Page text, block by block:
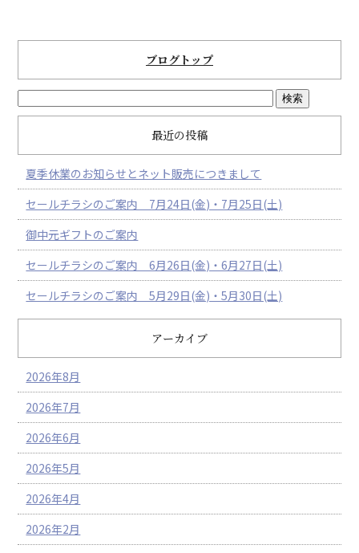
ブログトップ
最近の投稿
夏季休業のお知らせとネット販売につきまして
セールチラシのご案内 7月24日(金)・7月25日(土)
御中元ギフトのご案内
セールチラシのご案内 6月26日(金)・6月27日(土)
セールチラシのご案内 5月29日(金)・5月30日(土)
アーカイブ
2026年8月
2026年7月
2026年6月
2026年5月
2026年4月
2026年2月